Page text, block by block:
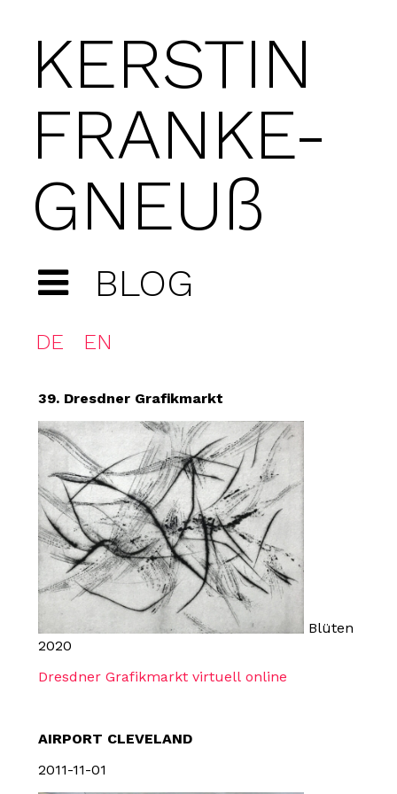
KERSTIN
FRANKE-
GNEUß
BLOG
DE EN
39. Dresdner Grafikmarkt
Blüten
2020
Dresdner Grafikmarkt virtuell online
AIRPORT CLEVELAND
2011-11-01